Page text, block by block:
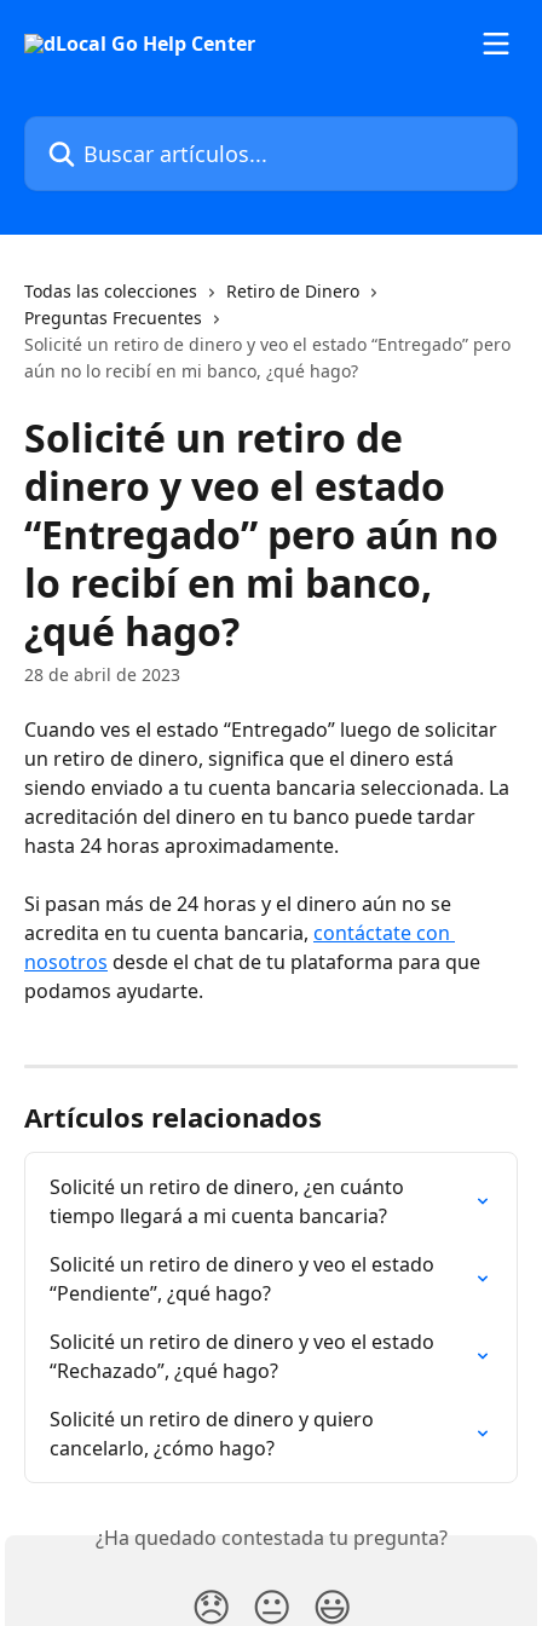
Buscar artículos...
Todas las colecciones
Retiro de Dinero
Preguntas Frecuentes
Solicité un retiro de dinero y veo el estado “Entregado” pero
aún no lo recibí en mi banco, ¿qué hago?
Solicité un retiro de
dinero y veo el estado
“Entregado” pero aún no
lo recibí en mi banco,
¿qué hago?
28 de abril de 2023
Cuando ves el estado “Entregado” luego de solicitar
un retiro de dinero, significa que el dinero está
siendo enviado a tu cuenta bancaria seleccionada. La
acreditación del dinero en tu banco puede tardar
hasta 24 horas aproximadamente.
Si pasan más de 24 horas y el dinero aún no se
acredita en tu cuenta bancaria, contáctate con
nosotros desde el chat de tu plataforma para que
podamos ayudarte.
Artículos relacionados
Solicité un retiro de dinero, ¿en cuánto
tiempo llegará a mi cuenta bancaria?
Solicité un retiro de dinero y veo el estado
“Pendiente”, ¿qué hago?
Solicité un retiro de dinero y veo el estado
“Rechazado”, ¿qué hago?
Solicité un retiro de dinero y quiero
cancelarlo, ¿cómo hago?
¿Ha quedado contestada tu pregunta?
😞 😐 😃